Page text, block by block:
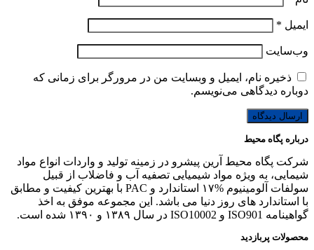
ایمیل *
وب‌سایت
ذخیره نام، ایمیل و وبسایت من در مرورگر برای زمانی که
دوباره دیدگاهی می‌نویسم.
درباره پگاه محیط
شرکت پگاه محیط آرین پیشرو در زمینه تولید و واردات انواع مواد
شیمایی، به ویژه مواد شیمیایی تصفیه آب و فاضلاب از قبیل
سولفات آلومینیوم %۱۷ استاندارد و PAC با بهترین کیفیت و مطابق
با استاندارد های روز دنیا می باشد. این مجموعه موفق به اخذ
گواهینامه ISO901 و ISO10002 در سال ۱۳۸۹ و ۱۳۹۰ شده است.
محصولات پربازدید